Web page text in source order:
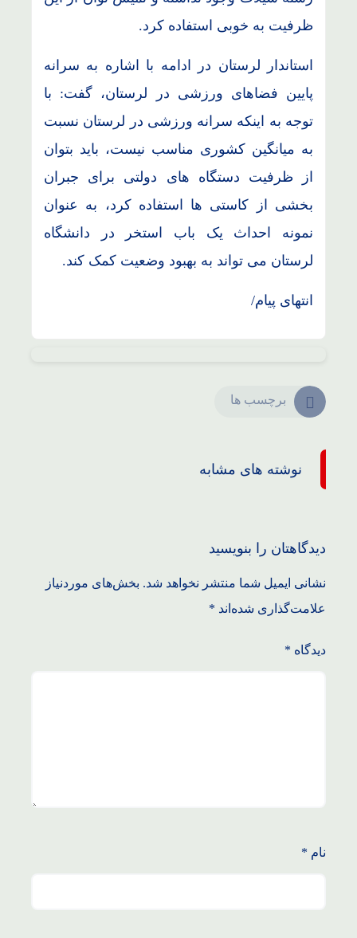
ظرفیت به خوبی استفاده کرد.
استاندار لرستان در ادامه با اشاره به سرانه
پایین فضاهای ورزشی در لرستان، گفت: با
توجه به اینکه سرانه ورزشی در لرستان نسبت
به میانگین کشوری مناسب نیست، باید بتوان
از ظرفیت دستگاه های دولتی برای جبران
بخشی از کاستی ها استفاده کرد، به عنوان
نمونه احداث یک باب استخر در دانشگاه
لرستان می تواند به بهبود وضعیت کمک کند.
انتهای پیام/
برچسب ها
نوشته های مشابه
دیدگاهتان را بنویسید
نشانی ایمیل شما منتشر نخواهد شد. بخش‌های موردنیاز
علامت‌گذاری شده‌اند *
دیدگاه *
نام *